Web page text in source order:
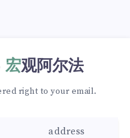
宏观阿尔法
right to your email.